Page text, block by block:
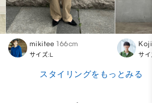
mikitee 166cm
サイズ:L サ
スタイリングをもっとみる